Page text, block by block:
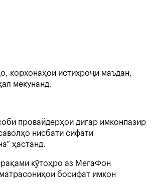
корхонаҳои истихроҷи маъдан,
мекунанд.
провайдерҳои дигар имконпазир
нисбати сифати
ҳастанд.
кӯтоҳро аз МегаФон
босифат имкон